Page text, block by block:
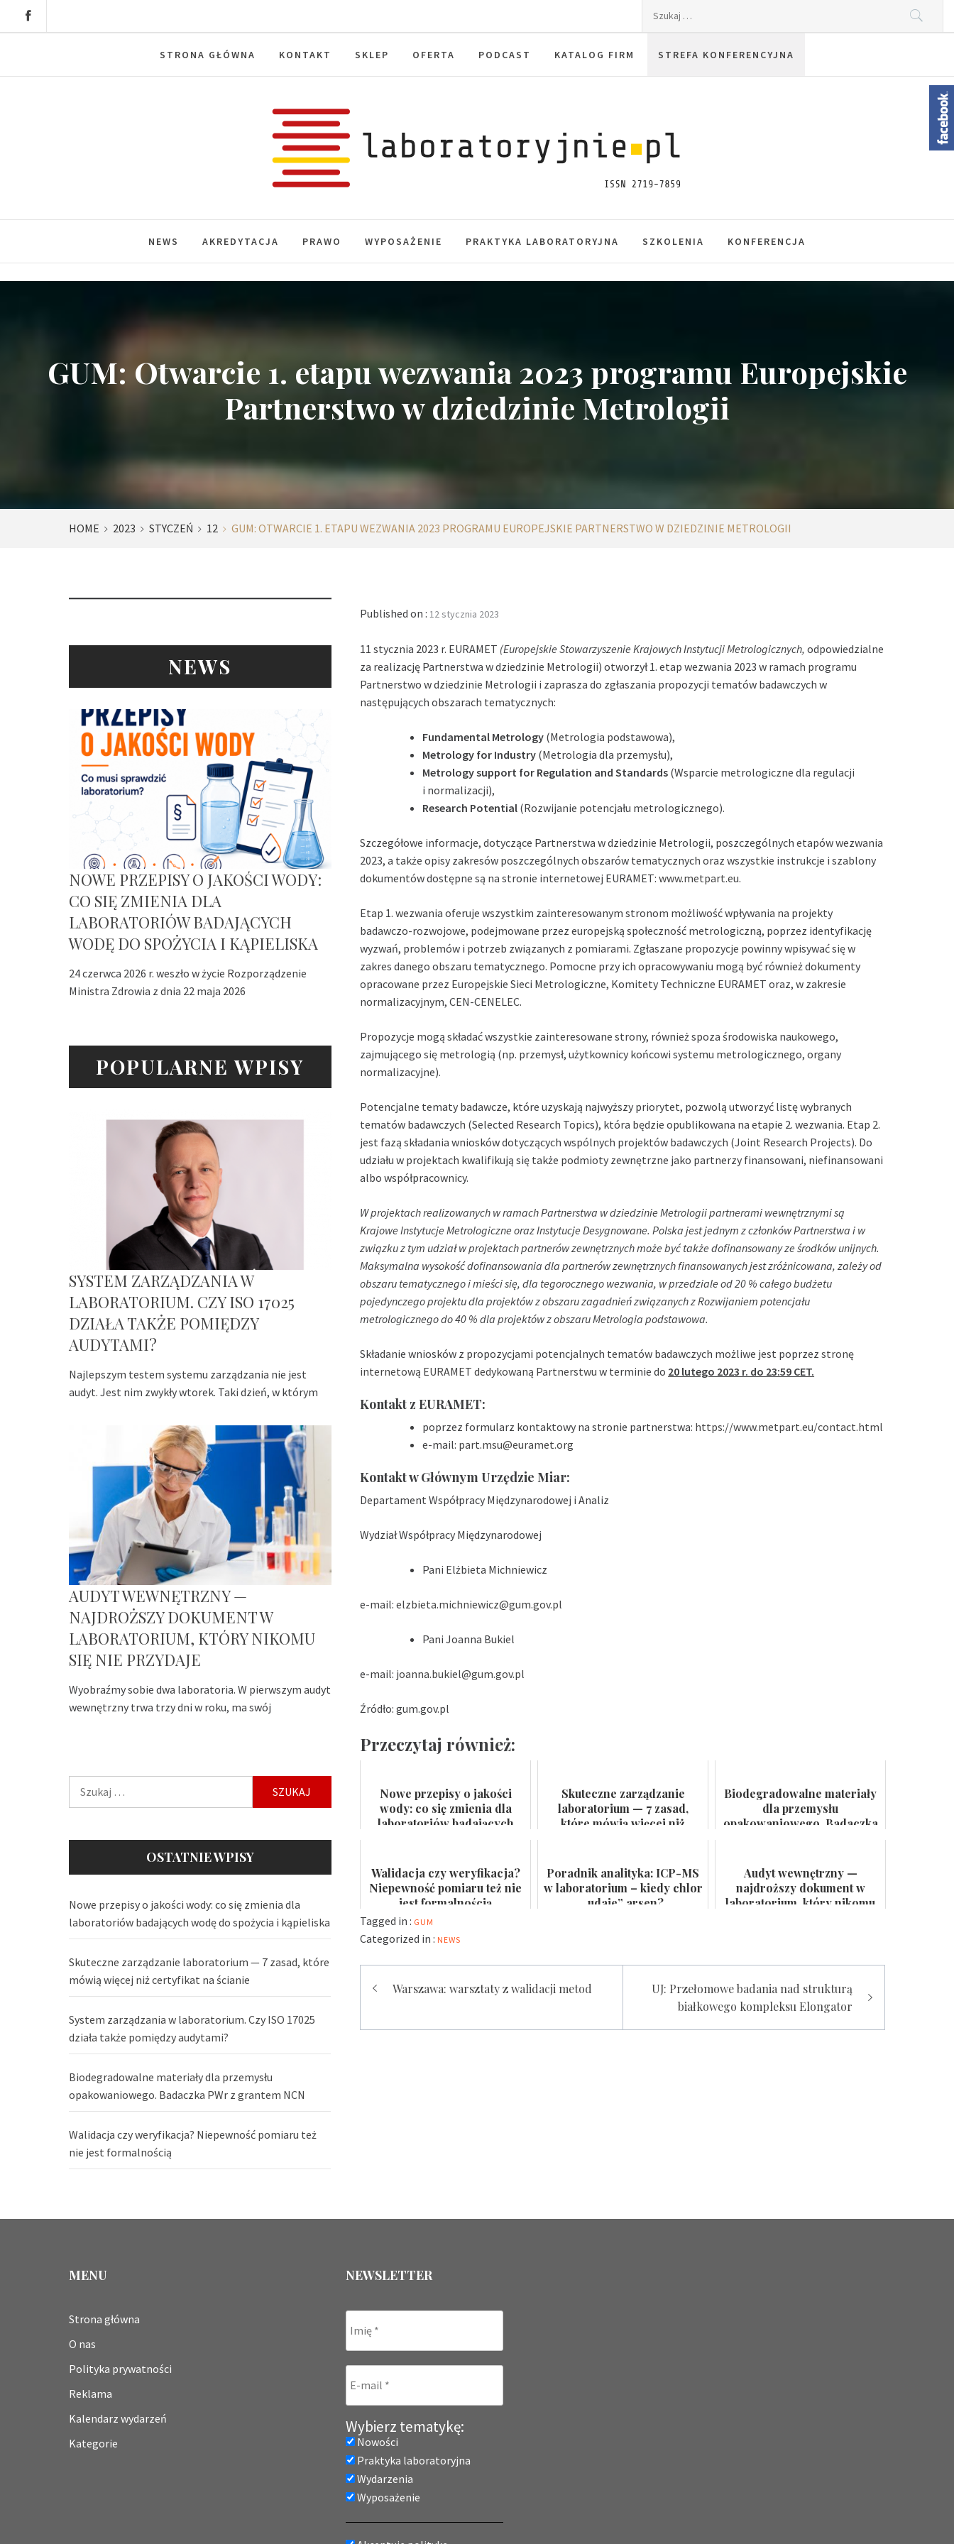
STRONA GŁÓWNA KONTAKT SKLEP OFERTA PODCAST KATALOG FIRM STREFA KONFERENCYJNA
Laboratoryjnie.pl
NEWS AKREDYTACJA PRAWO WYPOSAŻENIE PRAKTYKA LABORATORYJNA SZKOLENIA KONFERENCJA
GUM: Otwarcie 1. etapu wezwania 2023 programu Europejskie
Partnerstwo w dziedzinie Metrologii
HOME 2023 STYCZEŃ 12 GUM: OTWARCIE 1. ETAPU WEZWANIA 2023 PROGRAMU EUROPEJSKIE PARTNERSTWO W DZIEDZINIE METROLOGII
Published on :12 stycznia 2023
11 stycznia 2023 r. EURAMET (Europejskie Stowarzyszenie Krajowych Instytucji Metrologicznych,odpowiedzialne
za realizację Partnerstwa w dziedzinie Metrologii) otworzył 1. etap wezwania 2023 w ramach programu
Partnerstwo w dziedzinie Metrologii i zaprasza do zgłaszania propozycji tematów badawczych w
następujących obszarach tematycznych:
Fundamental Metrology (Metrologia podstawowa),
Metrology for Industry (Metrologia dla przemysłu),
Metrology support for Regulation and Standards (Wsparcie metrologiczne dla regulacji
i normalizacji),
Research Potential (Rozwijanie potencjału metrologicznego).
Szczegółowe informacje, dotyczące Partnerstwa w dziedzinie Metrologii, poszczególnych etapów wezwania
2023, a także opisy zakresów poszczególnych obszarów tematycznych oraz wszystkie instrukcje i szablony
dokumentów dostępne są na stronie internetowej EURAMET:www.metpart.eu.
Etap 1. wezwania oferuje wszystkim zainteresowanym stronom możliwość wpływania na projekty
badawczo-rozwojowe, podejmowane przez europejską społeczność metrologiczną, poprzez identyfikację
wyzwań, problemów i potrzeb związanych z pomiarami. Zgłaszane propozycje powinny wpisywać się w
zakres danego obszaru tematycznego. Pomocne przy ich opracowywaniu mogą być również dokumenty
opracowane przez Europejskie Sieci Metrologiczne, Komitety Techniczne EURAMET oraz, w zakresie
normalizacyjnym, CEN-CENELEC.
Propozycje mogą składać wszystkie zainteresowane strony, również spoza środowiska naukowego,
zajmującego się metrologią (np. przemysł, użytkownicy końcowi systemu metrologicznego, organy
normalizacyjne).
Potencjalne tematy badawcze, które uzyskają najwyższy priorytet, pozwolą utworzyć listę wybranych
tematów badawczych (Selected Research Topics), która będzie opublikowana na etapie 2. wezwania. Etap 2.
jest fazą składania wniosków dotyczących wspólnych projektów badawczych (Joint Research Projects). Do
udziału w projektach kwalifikują się także podmioty zewnętrzne jako partnerzy finansowani, niefinansowani
albo współpracownicy.
W projektach realizowanych w ramach Partnerstwa w dziedzinie Metrologii partnerami wewnętrznymi są
Krajowe Instytucje Metrologiczne oraz Instytucje Desygnowane. Polska jest jednym z członków Partnerstwa i w
związku z tym udział w projektach partnerów zewnętrznych może być także dofinansowany ze środków unijnych.
Maksymalna wysokość dofinansowania dla partnerów zewnętrznych finansowanych jest zróżnicowana, zależy od
obszaru tematycznego i mieści się, dla tegorocznego wezwania, w przedziale od 20 % całego budżetu
pojedynczego projektu dla projektów z obszaru zagadnień związanych z Rozwijaniem potencjału
metrologicznego do 40 % dla projektów z obszaru Metrologia podstawowa.
Składanie wniosków z propozycjami potencjalnych tematów badawczych możliwe jest poprzezstronę
internetową EURAMET dedykowaną Partnerstwu w terminie do 20 lutego 2023 r. do 23:59 CET.
Kontakt z EURAMET:
poprzez formularz kontaktowy na stronie partnerstwa: https://www.metpart.eu/contact.html
e-mail: part.msu@euramet.org
Kontakt w Głównym Urzędzie Miar:
Departament Współpracy Międzynarodowej i Analiz
Wydział Współpracy Międzynarodowej
Pani Elżbieta Michniewicz
e-mail:elzbieta.michniewicz@gum.gov.pl
Pani Joanna Bukiel
e-mail: joanna.bukiel@gum.gov.pl
Źródło: gum.gov.pl
Przeczytaj również:
Nowe przepisy o jakości
wody: co się zmienia dla
laboratoriów badających
Skuteczne zarządzanie
laboratorium — 7 zasad,
które mówią więcej niż
Biodegradowalne materiały
dla przemysłu
opakowaniowego. Badaczka
Walidacja czy weryfikacja?
Niepewność pomiaru też nie
jest formalnością
Poradnik analityka: ICP-MS
w laboratorium – kiedy chlor
„udaje” arsen?
Audyt wewnętrzny —
najdroższy dokument w
laboratorium, który nikomu
Tagged in : GUM
Categorized in : NEWS
wpisu
Warszawa: warsztaty z walidacji metod
UJ: Przełomowe badania nad strukturą
białkowego kompleksu Elongator
NEWS
NOWE PRZEPISY O JAKOŚCI WODY:
CO SIĘ ZMIENIA DLA
LABORATORIÓW BADAJĄCYCH
WODĘ DO SPOŻYCIA I KĄPIELISKA
24 czerwca 2026 r. weszło w życie Rozporządzenie
Ministra Zdrowia z dnia 22 maja 2026
POPULARNE WPISY
SYSTEM ZARZĄDZANIA W
LABORATORIUM. CZY ISO 17025
DZIAŁA TAKŻE POMIĘDZY
AUDYTAMI?
Najlepszym testem systemu zarządzania nie jest
audyt. Jest nim zwykły wtorek. Taki dzień, w którym
AUDYT WEWNĘTRZNY —
NAJDROŻSZY DOKUMENT W
LABORATORIUM, KTÓRY NIKOMU
SIĘ NIE PRZYDAJE
Wyobraźmy sobie dwa laboratoria. W pierwszym audyt
wewnętrzny trwa trzy dni w roku, ma swój
OSTATNIE WPISY
Nowe przepisy o jakości wody: co się zmienia dla
laboratoriów badających wodę do spożycia i kąpieliska
Skuteczne zarządzanie laboratorium — 7 zasad, które
mówią więcej niż certyfikat na ścianie
System zarządzania w laboratorium. Czy ISO 17025
działa także pomiędzy audytami?
Biodegradowalne materiały dla przemysłu
opakowaniowego. Badaczka PWr z grantem NCN
Walidacja czy weryfikacja? Niepewność pomiaru też
nie jest formalnością
MENU
Strona główna
O nas
Polityka prywatności
Reklama
Kalendarz wydarzeń
Kategorie
NEWSLETTER
Wybierz tematykę:
Nowości
Praktyka laboratoryjna
Wydarzenia
Wyposażenie